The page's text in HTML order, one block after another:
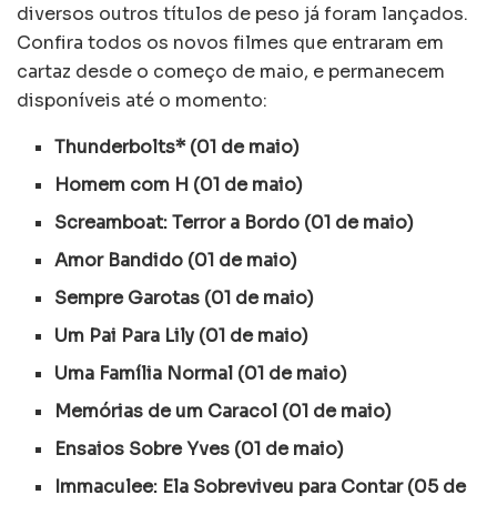
diversos outros títulos de peso já foram lançados.
Confira todos os novos filmes que entraram em
cartaz desde o começo de maio, e permanecem
disponíveis até o momento:
Thunderbolts* (01 de maio)
Homem com H (01 de maio)
Screamboat: Terror a Bordo (01 de maio)
Amor Bandido (01 de maio)
Sempre Garotas (01 de maio)
Um Pai Para Lily (01 de maio)
Uma Família Normal (01 de maio)
Memórias de um Caracol (01 de maio)
Ensaios Sobre Yves (01 de maio)
Immaculee: Ela Sobreviveu para Contar (05 de